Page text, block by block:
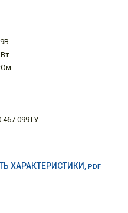
ХАРАКТЕРИСТИКИ, PDF